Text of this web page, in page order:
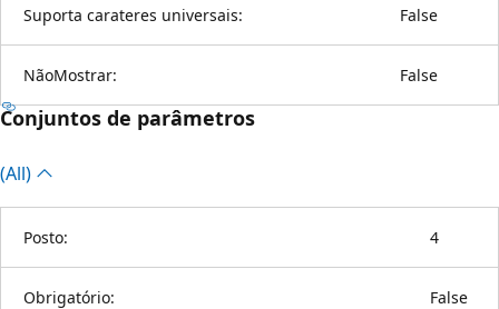
Suporta carateres universais: False
NãoMostrar: False
Conjuntos de parâmetros
(All)
Posto: 4
Obrigatório: False